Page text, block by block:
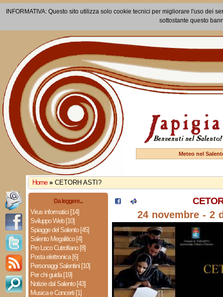
INFORMATIVA: Questo sito utilizza solo cookie tecnici per migliorare l'uso dei
sottostante questo
Meteo nel
Home » CETORH ASTI?
Da leggere...
Virus informatici [14]
Sviluppo Web [10]
Spiagge del Salento [45]
Salento Megalitico [4]
Pro Loco Cutrofiano [8]
Posta elettronica [6]
Personaggi Salentini [10]
Per chi guida [19]
Notizie dal Salento [43]
Musica e Concerti [1]
24 novembre - 2